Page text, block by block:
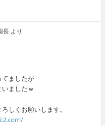
長 より
てましたが
ましたｗ
しくお願いします。